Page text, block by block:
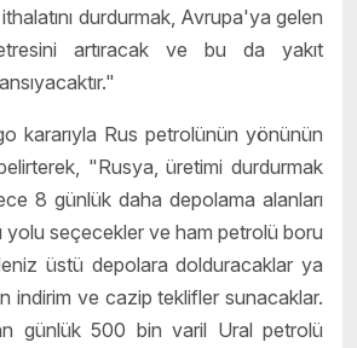
durdurmak, Avrupa'ya gelen
artıracak ve bu da yakıt
kararıyla Rus petrolünün yönünün
"Rusya, üretimi durdurmak
8 günlük daha depolama alanları
yolu seçecekler ve ham petrolü boru
üstü depolara dolduracaklar ya
indirim ve cazip teklifler sunacaklar.
günlük 500 bin varil Ural petrolü